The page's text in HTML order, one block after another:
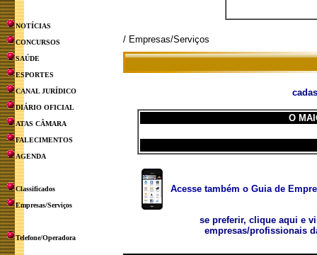
NOTÍCIAS
CONCURSOS
SAÚDE
ESPORTES
CANAL JURÍDICO
DIÁRIO OFICIAL
ATAS CÂMARA
FALECIMENTOS
AGENDA
Classificados
Empresas/Serviços
Telefone/Operadora
/ Empresas/Serviços
O
Acesse também o Guia de
se preferir, clique aqui e
empresas/profissionais